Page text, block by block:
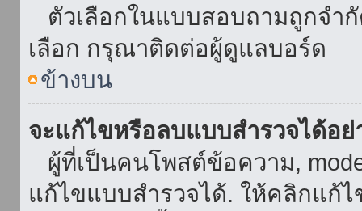
ตัวเลือกในแบบสอบถามถูกจำ
เลือก กรุณาติดต่อผู้ดูแลบอร์ด
ข้างบน
จะแก้ไขหรือลบแบบสำรวจได้อย่
ผู้ที่เป็นคนโพสต์ข้อความ,
แก้ไขแบบสำรวจได้. ให้คลิกแก้